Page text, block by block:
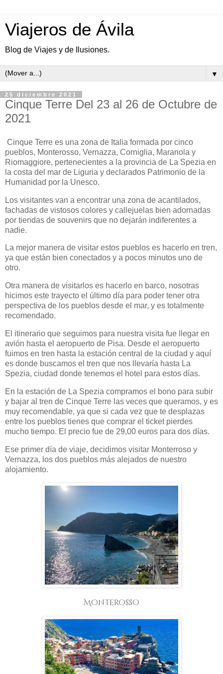
Viajeros de Ávila
Blog de Viajes y de Ilusiones.
▼
25 diciembre 2021
Cinque Terre Del 23 al 26 de Octubre de
2021
Cinque Terre es una zona de Italia formada por cinco
pueblos, Monterosso, Vernazza, Corniglia, Maranola y
Riomaggiore, pertenecientes a la provincia de La Spezia en
la costa del mar de Liguria y declarados Patrimonio de la
Humanidad por la Unesco.
Los visitantes van a encontrar una zona de acantilados,
fachadas de vistosos colores y callejuelas bien adornadas
por tiendas de souvenirs que no dejarán indiferentes a
nadie.
La mejor manera de visitar estos pueblos es hacerlo en tren,
ya que están bien conectados y a pocos minutos uno de
otro.
Otra manera de visitarlos es hacerlo en barco, nosotras
hicimos este trayecto el último día para poder tener otra
perspectiva de los pueblos desde el mar, y es totalmente
recomendado.
El itinerario que seguimos para nuestra visita fue llegar en
avión hasta el aeropuerto de Pisa. Desde el aeropuerto
fuimos en tren hasta la estación central de la ciudad y aquí
es donde buscamos el tren que nos llevaría hasta La
Spezia, ciudad donde tenemos el hotel para estos días.
En la estación de La Spezia compramos el bono para subir
y bajar al tren de Cinque Terre las veces que queramos, y es
muy recomendable, ya que si cada vez que te desplazas
entre los pueblos tienes que comprar el ticket pierdes
mucho tiempo. El precio fue de 29,00 euros para dos días.
Ese primer día de viaje, decidimos visitar Monterroso y
Vernazza, los dos pueblos más alejados de nuestro
alojamiento.
Monterosso